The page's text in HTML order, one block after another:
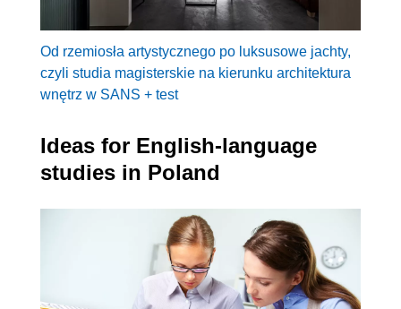
Od rzemiosła artystycznego po luksusowe jachty,
czyli studia magisterskie na kierunku architektura
wnętrz w SANS + test
Ideas for English-language
studies in Poland